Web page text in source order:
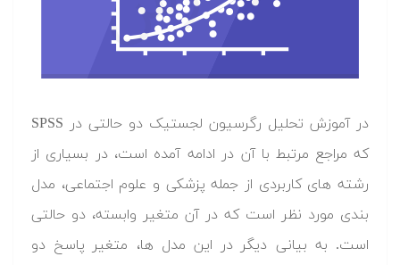
در آموزش تحلیل رگرسیون لجستیک دو حالتی در SPSS
که مراجع مرتبط با آن در ادامه آمده است، در بسیاری از
رشته های کاربردی از جمله پزشکی و علوم اجتماعی، مدل
بندی مورد نظر است که در آن متغیر وابسته، دو حالتی
است. به بیانی دیگر در این مدل ها، متغیر پاسخ دو